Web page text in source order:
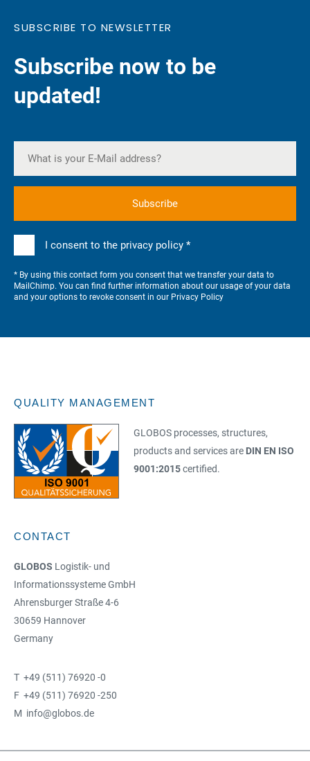
SUBSCRIBE TO NEWSLETTER
Subscribe now to be
updated!
I consent to the privacy policy *
* By using this contact form you consent that we transfer your data to
MailChimp. You can find further information about our usage of your data
and your options to revoke consent in our Privacy Policy
QUALITY MANAGEMENT
GLOBOS processes, structures,
products and services are DIN EN ISO
9001:2015certified.
CONTACT
GLOBOS Logistik- und
Informationssysteme GmbH
Ahrensburger Straße 4-6
30659 Hannover
Germany
T +49 (511) 76920 -0
F +49 (511) 76920 -250
M info@globos.de